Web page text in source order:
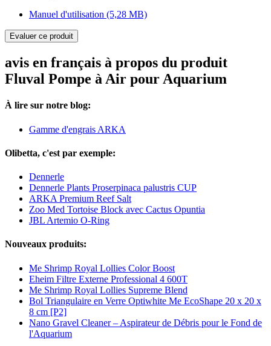
Manuel d'utilisation (5,28 MB)
Evaluer ce produit
avis en français à propos du produit
Fluval Pompe à Air pour Aquarium
À lire sur notre blog:
Gamme d'engrais ARKA
Olibetta, c'est par exemple:
Dennerle
Dennerle Plants Proserpinaca palustris CUP
ARKA Premium Reef Salt
Zoo Med Tortoise Block avec Cactus Opuntia
JBL Artemio O-Ring
Nouveaux produits:
Me Shrimp Royal Lollies Color Boost
Eheim Filtre Externe Professional 4 600T
Me Shrimp Royal Lollies Supreme Blend
Bol Triangulaire en Verre Optiwhite Me EcoShape 20 x 20 x
8 cm [P2]
Nano Gravel Cleaner – Aspirateur de Débris pour le Fond de
l'Aquarium